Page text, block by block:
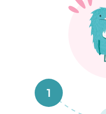
1